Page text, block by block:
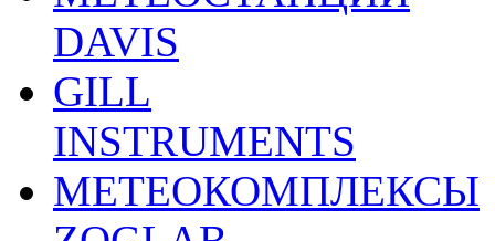
DAVIS
GILL
INSTRUMENTS
МЕТЕОКОМПЛЕКСЫ